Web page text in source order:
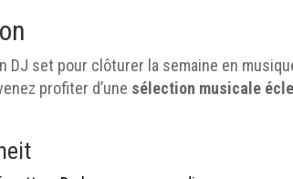
DJ set pour clôturer la semaine en
profiter d’une sélection musicale